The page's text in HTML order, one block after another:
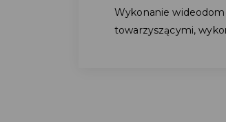
Wykonanie
towarzyszącymi,